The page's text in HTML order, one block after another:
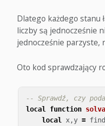
Dlatego każdego stanu
liczby są jednocześnie
jednocześnie parzyste,
Oto kod sprawdzający
-- Sprawdź, czy
local
function
local
x,y = find